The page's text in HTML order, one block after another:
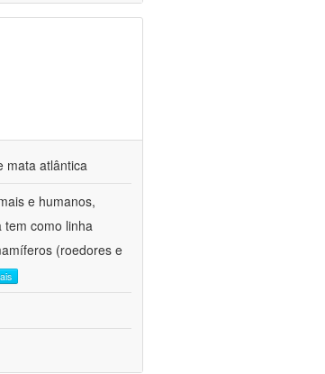
mata atlântica
e humanos,
tem como linha
(roedores e